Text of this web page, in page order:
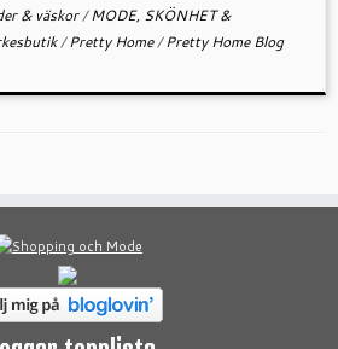
& väskor/MODE, SKÖNHET &
/Pretty Home/Pretty Home Blog